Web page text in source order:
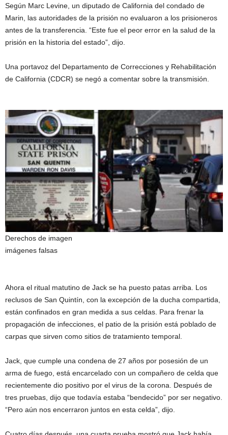
Según Marc Levine, un diputado de California del condado de
Marin, las autoridades de la prisión no evaluaron a los prisioneros
antes de la transferencia. “Este fue el peor error en la salud de la
prisión en la historia del estado”, dijo.
Una portavoz del Departamento de Correcciones y Rehabilitación
de California (CDCR) se negó a comentar sobre la transmisión.
Derechos de imagen
imágenes falsas
Ahora el ritual matutino de Jack se ha puesto patas arriba. Los
reclusos de San Quintín, con la excepción de la ducha compartida,
están confinados en gran medida a sus celdas. Para frenar la
propagación de infecciones, el patio de la prisión está poblado de
carpas que sirven como sitios de tratamiento temporal.
Jack, que cumple una condena de 27 años por posesión de un
arma de fuego, está encarcelado con un compañero de celda que
recientemente dio positivo por el virus de la corona. Después de
tres pruebas, dijo que todavía estaba “bendecido” por ser negativo.
“Pero aún nos encerraron juntos en esta celda”, dijo.